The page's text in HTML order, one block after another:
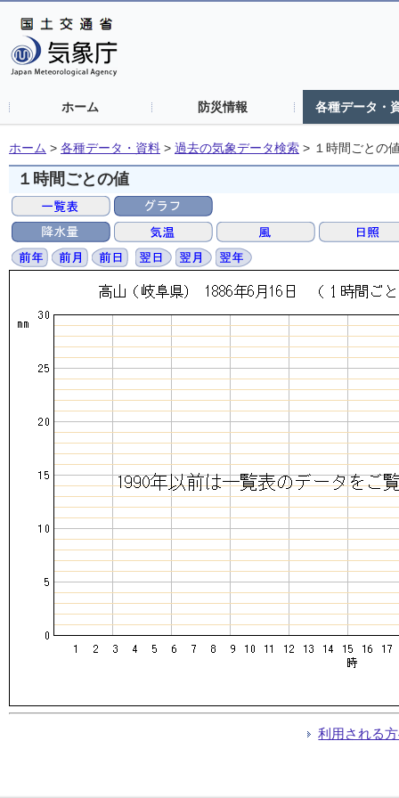
ホーム 防災情報 各種データ・
ホーム > 各種データ・資料 > 過去の気象データ検索 > １時間ごとの
１時間ごとの値
利用される